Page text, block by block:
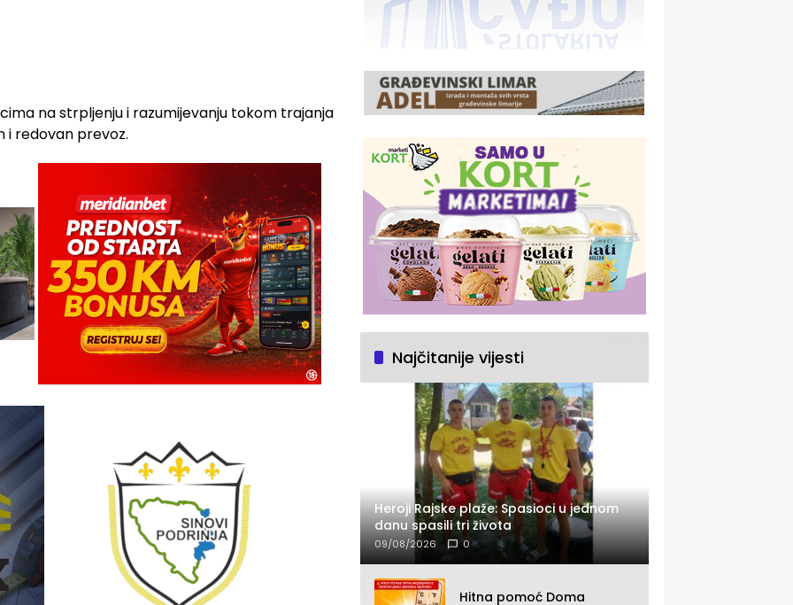
na strpljenju i razumijevanju tokom trajanja
i redovan prevoz.
Najčitanije vijesti
Heroji Rajske plaže: Spasioci u jednom
danu spasili tri života
09/08/2026 0
Hitna pomoć Doma